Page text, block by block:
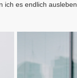
ich es endlich ausleben.